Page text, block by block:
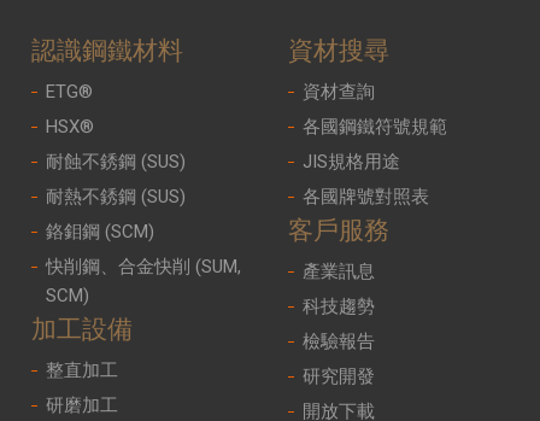
認識鋼鐵材料
ETG®
HSX®
耐蝕不銹鋼 (SUS)
耐熱不銹鋼 (SUS)
鉻鉬鋼 (SCM)
快削鋼、合金快削 (SUM,
SCM)
加工設備
整直加工
研磨加工
資材搜尋
資材查詢
各國鋼鐵符號規範
JIS規格用途
各國牌號對照表
客戶服務
產業訊息
科技趨勢
檢驗報告
研究開發
開放下載